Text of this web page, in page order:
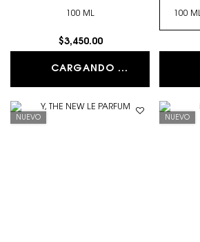
100 ML
$3,450.00
CARGANDO ...
NUEVO NUEVO